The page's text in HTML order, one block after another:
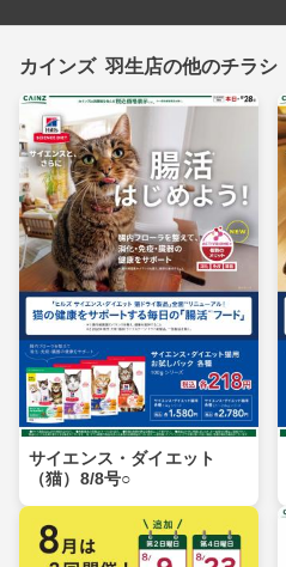
カインズ 羽生店の他のチラシ
サイエンス・ダイエット
（猫）8/8号○